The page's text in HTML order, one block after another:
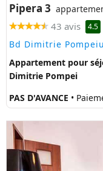
Pipera 3
43 avis 4.5
Bd Dimitrie
Appartement pour
Dimitrie Pompei
PAS D'AVANCE •